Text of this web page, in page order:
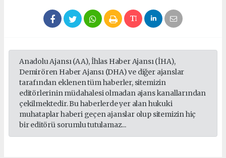
Anadolu Ajansı (AA), İhlas Haber Ajansı (İHA),
Demirören Haber Ajansı (DHA) ve diğer ajanslar
tarafından eklenen tüm haberler, sitemizin
editörlerinin müdahalesi olmadan ajans kanallarından
çekilmektedir. Bu haberlerde yer alan hukuki
muhataplar haberi geçen ajanslar olup sitemizin hiç
bir editörü sorumlu tutulamaz...